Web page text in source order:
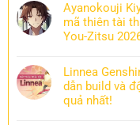
Ayanokouji
mã thiên tài
You-Zitsu
Linnea
dẫn build và
quả nhất!